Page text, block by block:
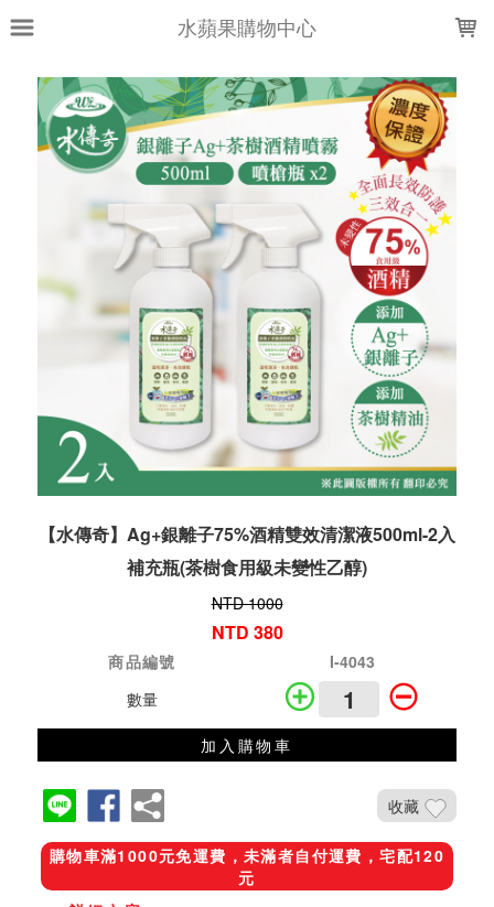
水蘋果購物中心
【水傳奇】Ag+銀離子75%酒精雙效清潔液500ml-2入
補充瓶(茶樹食用級未變性乙醇)
NTD 1000
NTD 380
商品編號
I-4043
數量
加入購物車
收藏
購物車滿1000元免運費，未滿者自付運費，宅配120
元